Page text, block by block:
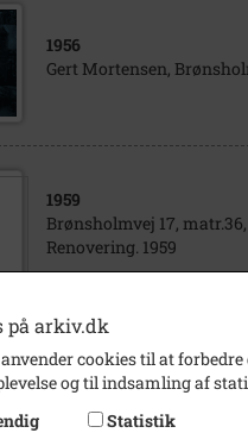
1956
Gert Mortensen,
1959
Brønsholmvej 17,
Renovering. 1959
1956
på arkiv.dk
cookies til at forbedre
og til indsamling af
Statistik